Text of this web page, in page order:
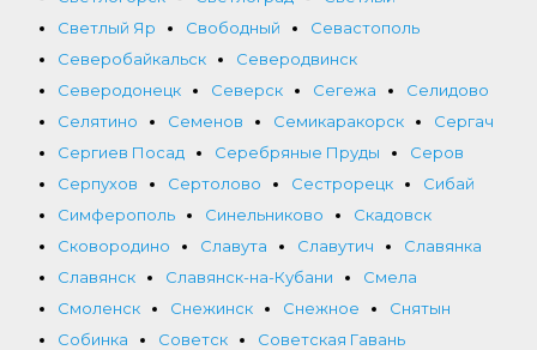
Светлый Яр
Свободный
Севастополь
Северобайкальск
Северодвинск
Северодонецк
Северск Сегежа
Селидово
Селятино
Семенов Семикаракорск
Сергач
Сергиев Посад
Серебряные Пруды
Серов
Серпухов
Сертолово Сестрорецк
Сибай
Симферополь
Синельниково
Скадовск
Сковородино
Славута Славутич
Славянка
Славянск
Славянск-на-Кубани
Смела
Смоленск
Снежинск Снежное
Снятын
Собинка
Советск
Советская Гавань